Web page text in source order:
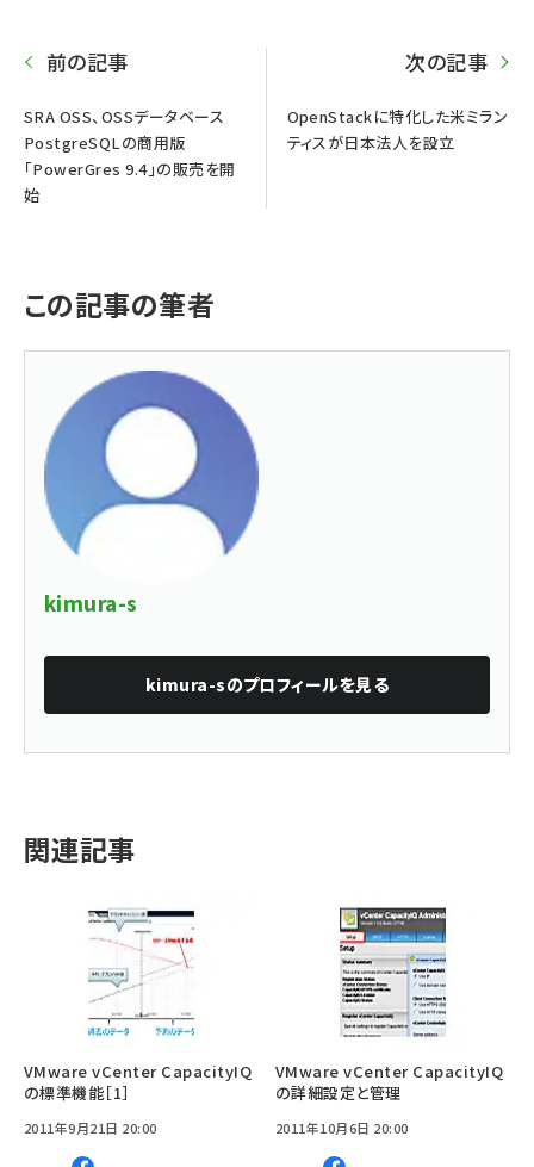
前の記事
SRA OSS、OSSデータベース
PostgreSQLの商用版
「PowerGres 9.4」の販売を開
始
次の記事
OpenStackに特化した米ミラン
ティスが日本法人を設立
この記事の筆者
kimura-s
kimura-sのプロフィールを見る
関連記事
VMware vCenter CapacityIQ
の標準機能［1］
2011年9月21日 20:00
VMware vCenter CapacityIQ
の詳細設定と管理
2011年10月6日 20:00